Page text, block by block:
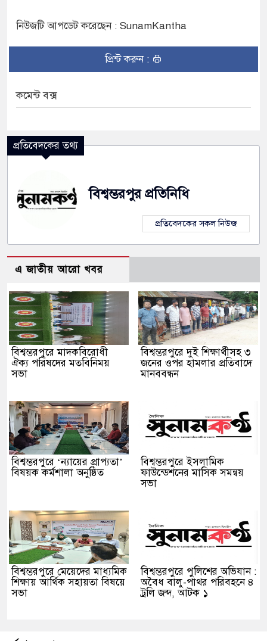
আইনে মামলা: নাদের, পলিন, রিপন-
বুথ ও সেল্ফ সার্ভিস সেন্টারের উদ্বোধন
নিউজটি আপডেট করেছেন : SunamKantha
প্রিন্ট করুন :
কমেন্ট বক্স
প্রতিবেদকের তথ্য
বিশ্বম্ভরপুর প্রতিনিধি
প্রতিবেদকের সকল নিউজ
এ জাতীয় আরো খবর
বিশ্বম্ভরপুরে মাদকবিরোধী
ঐক্য পরিষদের মতবিনিময়
সভা
বিশ্বম্ভরপুরে দুই শিক্ষার্থীসহ ৩
জনের ওপর হামলার প্রতিবাদে
মানববন্ধন
বিশ্বম্ভরপুরে ‘ন্যায়ের প্রাপ্যতা’
বিষয়ক কর্মশালা অনুষ্ঠিত
বিশ্বম্ভরপুরে ইসলামিক
ফাউন্ডেশনের মাসিক সমন্বয়
সভা
বিশ্বম্ভরপুরে মেয়েদের মাধ্যমিক
শিক্ষায় আর্থিক সহায়তা বিষয়ে
সভা
বিশ্বম্ভরপুরে পুলিশের অভিযান :
অবৈধ বালু-পাথর পরিবহনে ৪
ট্রলি জব্দ, আটক ১